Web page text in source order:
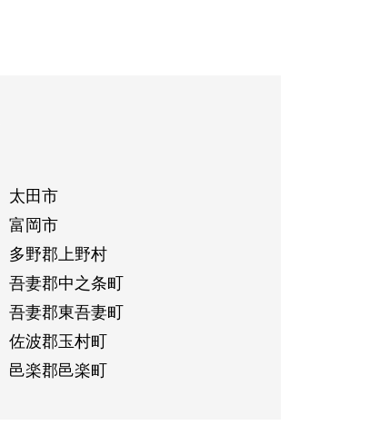
太田市
富岡市
多野郡上野村
吾妻郡中之条町
吾妻郡東吾妻町
佐波郡玉村町
邑楽郡邑楽町